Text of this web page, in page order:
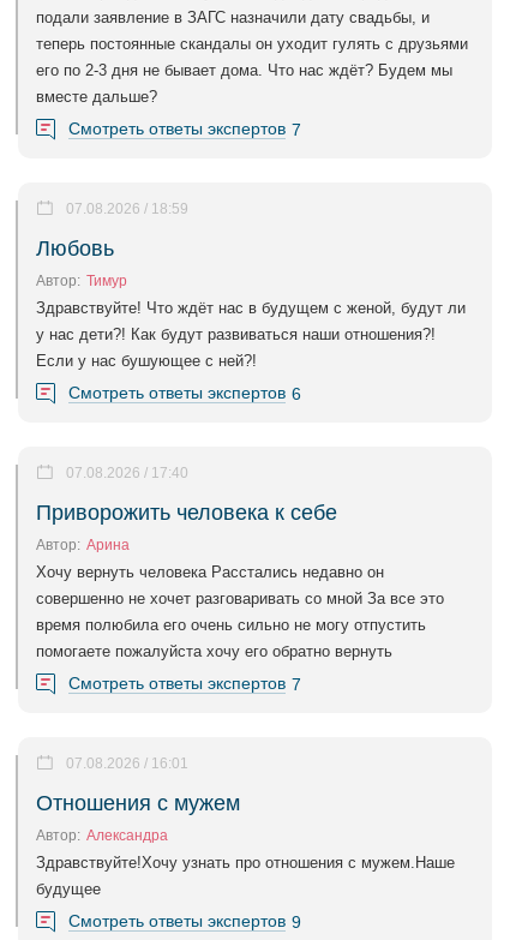
подали заявление в ЗАГС назначили дату свадьбы, и
теперь постоянные скандалы он уходит гулять с друзьями
его по 2-3 дня не бывает дома. Что нас ждёт? Будем мы
вместе дальше?
Смотреть ответы экспертов 7
Любовь
07.08.2026 / 18:59
Автор: Тимур
Здравствуйте! Что ждёт нас в будущем с женой, будут ли
у нас дети?! Как будут развиваться наши отношения?!
Если у нас бушующее с ней?!
Смотреть ответы экспертов 6
Приворожить человека к себе
07.08.2026 / 17:40
Автор: Арина
Хочу вернуть человека Расстались недавно он
совершенно не хочет разговаривать со мной За все это
время полюбила его очень сильно не могу отпустить
помогаете пожалуйста хочу его обратно вернуть
Смотреть ответы экспертов 7
Отношения с мужем
07.08.2026 / 16:01
Автор: Александра
Здравствуйте!Хочу узнать про отношения с мужем.Наше
будущее
Смотреть ответы экспертов 9